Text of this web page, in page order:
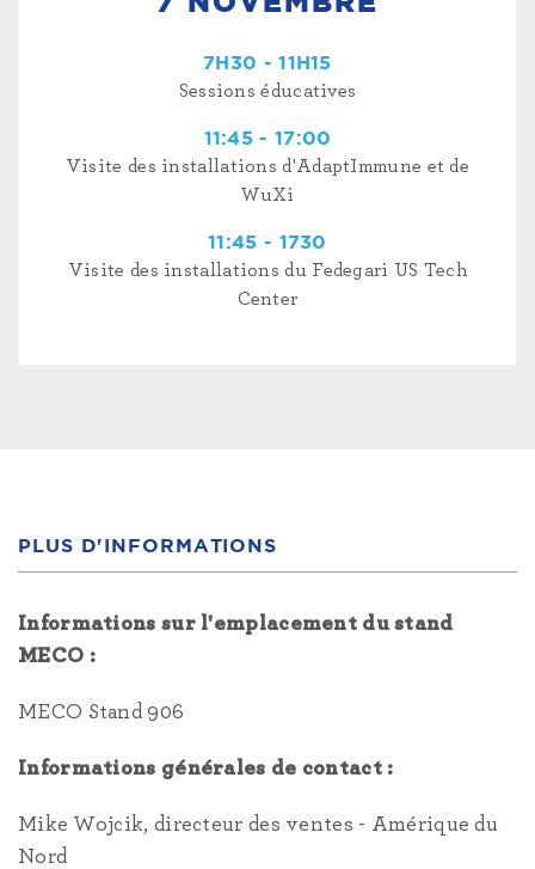
7H30 - 11H15
Sessions éducatives
11:45 - 17:00
Visite des installations d'AdaptImmune et de
WuXi
11:45 - 1730
Visite des installations du Fedegari US Tech
Center
PLUS D'INFORMATIONS
Informations sur l'emplacement du stand
MECO :
MECO Stand 906
Informations générales de contact :
Mike Wojcik, directeur des ventes - Amérique du
Nord